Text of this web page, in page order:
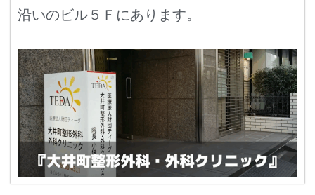
沿いのビル５Ｆにあります。